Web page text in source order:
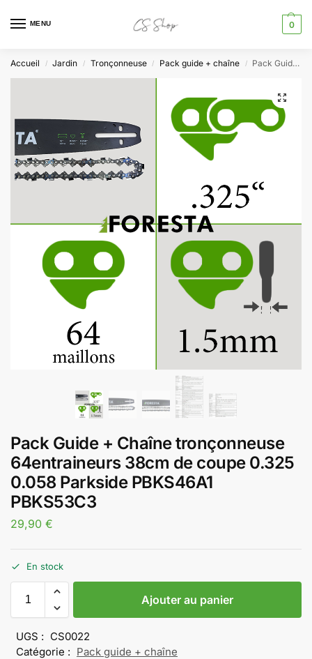
MENU 0
Accueil / Jardin / Tronçonneuse / Pack guide + chaîne / Pack Guide + Chaîne tronçonneuse 64entraineurs 38cm de coupe 0.325 0.058 Parkside PBKS46A1 PBKS53C3
Pack Guide + Chaîne tronçonneuse
64entraineurs 38cm de coupe 0.325
0.058 Parkside PBKS46A1
PBKS53C3
29,90 €
En stock
Ajouter au panier
UGS : CS0022
Catégorie : Pack guide + chaîne